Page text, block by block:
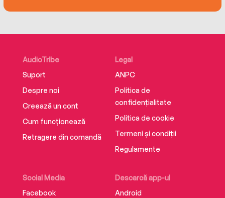
herself in the limelight as she catches the
she keep her head? Which man will she choose?
AudioTribe
Suport
Despre noi
Creează un cont
Cum funcționează
Retragere din comandă
Social Media
Facebook
Descarcă app-ul
Android
Legal
ANPC
Politica de
confidențialitate
Politica de cookie
Termeni și condiții
Regulamente